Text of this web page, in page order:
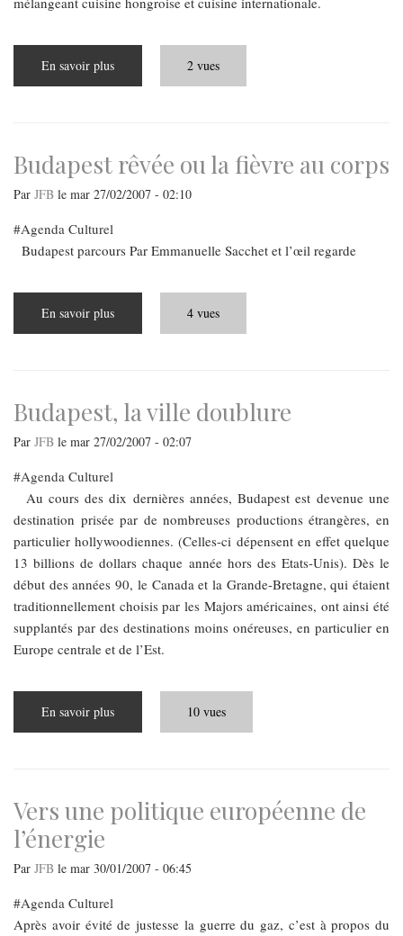
En savoir plus
de
2 vues
Budapest rêvée ou la fièvre au corps
Par JFB le mar 27/02/2007 - 02:10
Agenda Culturel
Budapest parcours Par Emmanuelle Sacchet et l’œil regarde
En savoir plus
rêvée
corps
4 vues
Budapest, la ville doublure
Par JFB le mar 27/02/2007 - 02:07
Agenda Culturel
Au cours des dix dernières années, Budapest est devenue une
destination prisée par de nombreuses productions étrangères, en
particulier hollywoodiennes. (Celles-ci dépensent en effet quelque
13 billions de dollars chaque année hors des Etats-Unis). Dès le
début des années 90, le Canada et la Grande-Bretagne, qui étaient
traditionnellement choisis par les Majors américaines, ont ainsi été
supplantés par des destinations moins onéreuses, en particulier en
Europe centrale et de l’Est.
En savoir plus
la
10 vues
Vers une politique européenne de
l’énergie
Par JFB le mar 30/01/2007 - 06:45
Agenda Culturel
Après avoir évité de justesse la guerre du gaz, c’est à propos du